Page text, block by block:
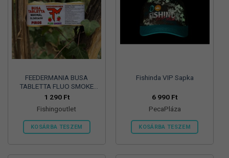
FEEDERMANIA BUSA
TABLETTA FLUO SMOKE
NORMÁL OLDÓDÁSÚ PIROS
1 290 Ft
Fishingoutlet
KOSÁRBA TESZEM
Fishinda VIP Sapka
6 990 Ft
PecaPláza
KOSÁRBA TESZEM